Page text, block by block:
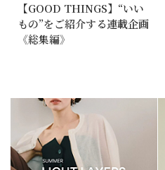
【GOOD THINGS】“いい
もの”をご紹介する連載企画
《総集編》